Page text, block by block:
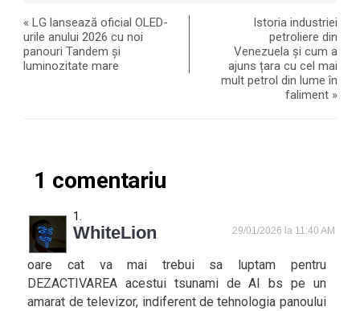
« LG lansează oficial OLED-
urile anului 2026 cu noi
panouri Tandem și
luminozitate mare
Istoria industriei
petroliere din
Venezuela și cum a
ajuns țara cu cel mai
mult petrol din lume în
faliment »
1 comentariu
WhiteLion 29/01/2026 la 11:40 AM
oare cat va mai trebui sa luptam pentru
DEZACTIVAREA acestui tsunami de AI bs pe un
amarat de televizor, indiferent de tehnologia panoului